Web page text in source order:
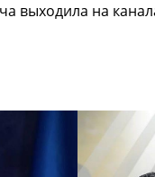
выходила на